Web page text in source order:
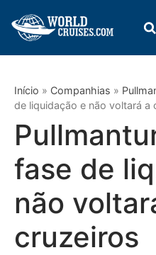
Início » Companhias »
de liquidação e não voltará a
fase de
não
cruzeiros